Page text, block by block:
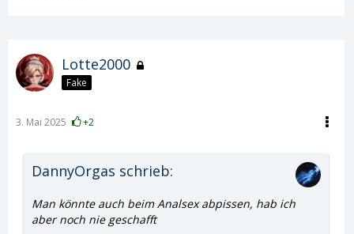
Lotte2000
Fake
3. Mai 2025 +2
DannyOrgas schrieb:
Man könnte auch beim Analsex abpissen, hab ich
aber noch nie geschafft